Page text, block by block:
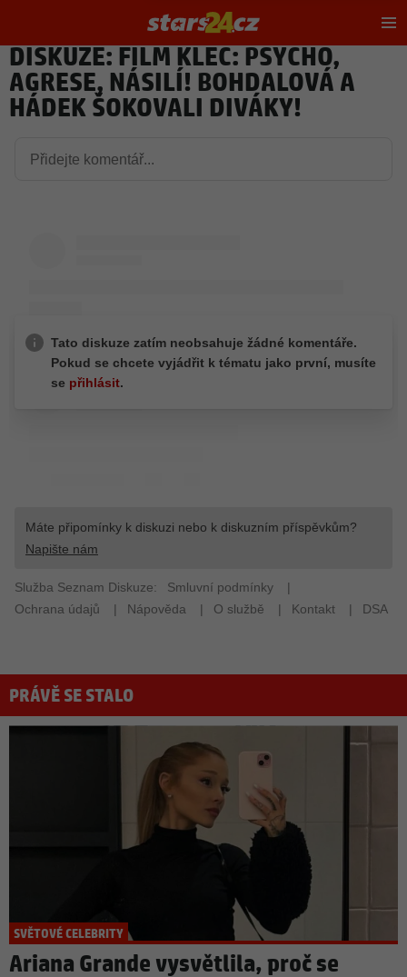
DISKUZE: FILM KLEC: PSYCHO,
AGRESE, NÁSILÍ! BOHDALOVÁ A
HÁDEK ŠOKOVALI DIVÁKY!
PRÁVĚ SE STALO
SVĚTOVÉ CELEBRITY
Ariana Grande vysvětlila, proč se